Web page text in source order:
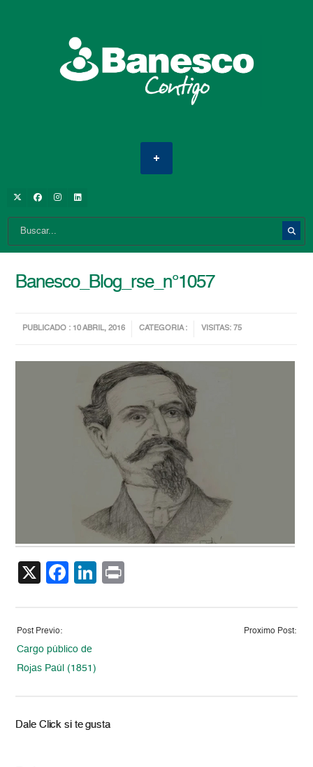
Banesco_Blog_rse_n°1057
PUBLICADO : 10 ABRIL, 2016 CATEGORIA : VISITAS: 75
X Facebook
LinkedIn
Post Previo:
Cargo público de
Rojas Paúl (1851)
Proximo Post:
Dale Click si te gusta